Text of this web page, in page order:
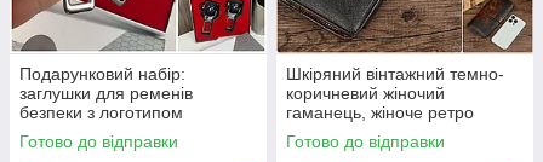
Подарунковий набір:
заглушки для ременів
безпеки з логотипом
Mercedes Toyota, BMW,
Lexus, Mazda та інші
Готово до відправки
Шкіряний вінтажний темно-
коричневий жіночий
гаманець, жіноче ретро
портмоне
Готово до відправки